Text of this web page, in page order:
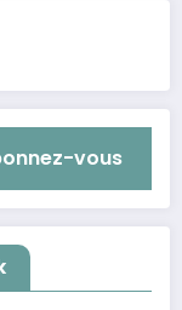
vous